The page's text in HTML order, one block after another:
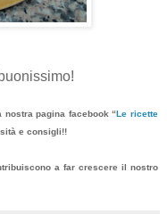
pagina facebook “Le ricette
e consigli!!
a far crescere il nostro